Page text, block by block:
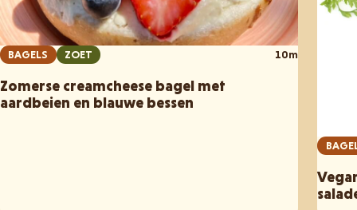
BAGELS ZOET 10m
Zomerse creamcheese bagel met
aardbeien en blauwe bessen